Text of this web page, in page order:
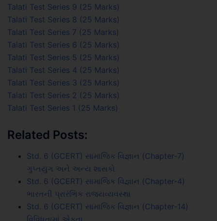
Talati Test Series 9 (25 Marks)
Talati Test Series 8 (25 Marks)
Talati Test Series 7 (25 Marks)
Talati Test Series 6 (25 Marks)
Talati Test Series 5 (25 Marks)
Talati Test Series 4 (25 Marks)
Talati Test Series 3 (25 Marks)
Talati Test Series 2 (25 Marks)
Talati Test Series 1 (25 Marks)
Related Posts:
Std. 6 (GCERT) સામાજિક વિજ્ઞાન (Chapter-7)
ગુપ્તયુગ અને અન્ય શાસકો
Std. 6 (GCERT) સામાજિક વિજ્ઞાન (Chapter-4)
ભારતની પ્રારંભિક રાજ્યવ્યવસ્થા
Std. 6 (GCERT) સામાજિક વિજ્ઞાન (Chapter-14)
વિવિધતામાં એકતા